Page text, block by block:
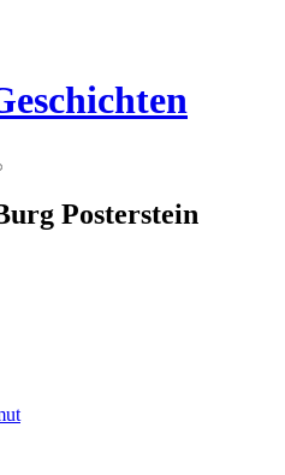
Posterstein